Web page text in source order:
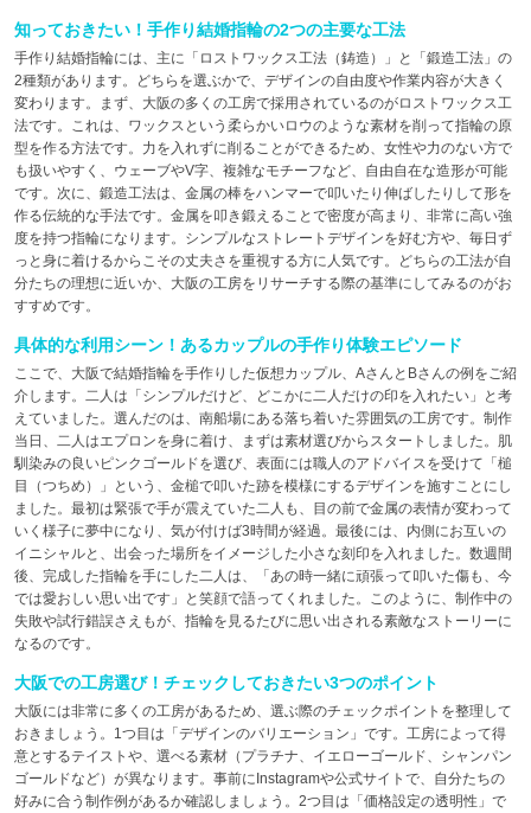
知っておきたい！手作り結婚指輪の2つの主要な工法
手作り結婚指輪には、主に「ロストワックス工法（鋳造）」と「鍛造工法」の
2種類があります。どちらを選ぶかで、デザインの自由度や作業内容が大きく
変わります。まず、大阪の多くの工房で採用されているのがロストワックス工
法です。これは、ワックスという柔らかいロウのような素材を削って指輪の原
型を作る方法です。力を入れずに削ることができるため、女性や力のない方で
も扱いやすく、ウェーブやV字、複雑なモチーフなど、自由自在な造形が可能
です。次に、鍛造工法は、金属の棒をハンマーで叩いたり伸ばしたりして形を
作る伝統的な手法です。金属を叩き鍛えることで密度が高まり、非常に高い強
度を持つ指輪になります。シンプルなストレートデザインを好む方や、毎日ず
っと身に着けるからこその丈夫さを重視する方に人気です。どちらの工法が自
分たちの理想に近いか、大阪の工房をリサーチする際の基準にしてみるのがお
すすめです。
具体的な利用シーン！あるカップルの手作り体験エピソード
ここで、大阪で結婚指輪を手作りした仮想カップル、AさんとBさんの例をご紹
介します。二人は「シンプルだけど、どこかに二人だけの印を入れたい」と考
えていました。選んだのは、南船場にある落ち着いた雰囲気の工房です。制作
当日、二人はエプロンを身に着け、まずは素材選びからスタートしました。肌
馴染みの良いピンクゴールドを選び、表面には職人のアドバイスを受けて「槌
目（つちめ）」という、金槌で叩いた跡を模様にするデザインを施すことにし
ました。最初は緊張で手が震えていた二人も、目の前で金属の表情が変わって
いく様子に夢中になり、気が付けば3時間が経過。最後には、内側にお互いの
イニシャルと、出会った場所をイメージした小さな刻印を入れました。数週間
後、完成した指輪を手にした二人は、「あの時一緒に頑張って叩いた傷も、今
では愛おしい思い出です」と笑顔で語ってくれました。このように、制作中の
失敗や試行錯誤さえもが、指輪を見るたびに思い出される素敵なストーリーに
なるのです。
大阪での工房選び！チェックしておきたい3つのポイント
大阪には非常に多くの工房があるため、選ぶ際のチェックポイントを整理して
おきましょう。1つ目は「デザインのバリエーション」です。工房によって得
意とするテイストや、選べる素材（プラチナ、イエローゴールド、シャンパン
ゴールドなど）が異なります。事前にInstagramや公式サイトで、自分たちの
好みに合う制作例があるか確認しましょう。2つ目は「価格設定の透明性」で